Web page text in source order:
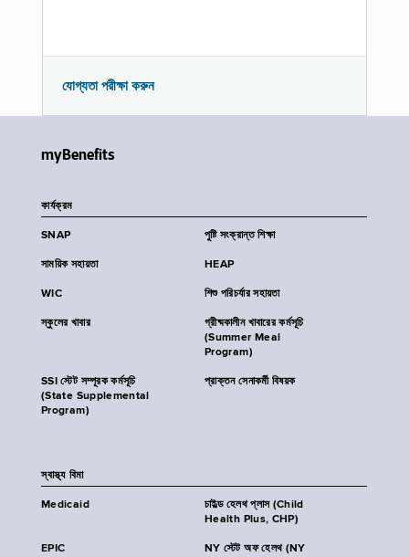
যোগ্যতা পরীক্ষা করুন
myBenefits
কার্যক্রম
SNAP পুষ্টি সংক্রান্ত শিক্ষা
সাময়িক সহায়তা HEAP
WIC শিশু পরিচর্যার সহায়তা
স্কুলের খাবার
গ্রীষ্মকালীন খাবারের কর্মসূচি
(Summer Meal
Program)
SSI স্টেট সম্পূরক কর্মসূচি
(State Supplemental
Program)
প্রাক্তন সেনাকর্মী বিষয়ক
স্বাস্থ্য বিমা
Medicaid
চাইল্ড হেলথ প্লাস (Child
Health Plus, CHP)
EPIC
NY স্টেট অফ হেলথ (NY